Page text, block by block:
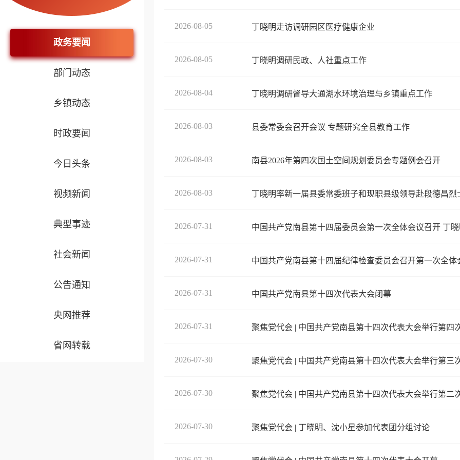
政务要闻
部门动态
乡镇动态
时政要闻
今日头条
视频新闻
典型事迹
社会新闻
公告通知
央网推荐
省网转载
2026-08-05 丁晓明走访调研园区医疗健康企业
2026-08-05 丁晓明调研民政、人社重点工作
2026-08-04 丁晓明调研督导大通湖水环境治理与乡镇重点工作
2026-08-03 县委常委会召开会议 专题研究全县教育工作
2026-08-03 南县2026年第四次国土空间规划委员会专题例会召开
2026-08-03 丁晓明率新一届县委常委班子和现职县级领导赴段德昌烈
2026-07-31 中国共产党南县第十四届委员会第一次全体会议召开 丁
2026-07-31 中国共产党南县第十四届纪律检查委员会召开第一次全体
2026-07-31 中国共产党南县第十四次代表大会闭幕
2026-07-31 聚焦党代会 | 中国共产党南县第十四次代表大会举行第四
2026-07-30 聚焦党代会 | 中国共产党南县第十四次代表大会举行第三
2026-07-30 聚焦党代会 | 中国共产党南县第十四次代表大会举行第二
2026-07-30 聚焦党代会 | 丁晓明、沈小星参加代表团分组讨论